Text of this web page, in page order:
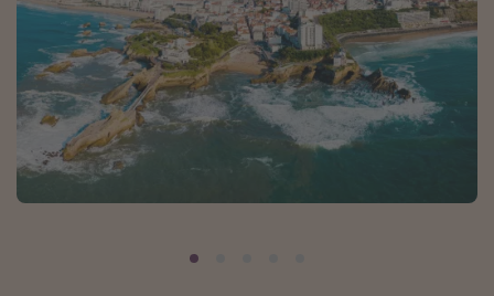
Reiseziele
Alle Reiseziele
Bodensee Urlaub
Gozo Urlaub
Normandie Urlaub